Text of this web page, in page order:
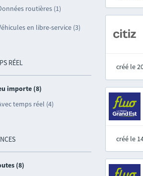
routières (1)
en libre-service (3)
RÉEL
importe (8)
temps réel (4)
(8)
créé le
créé le